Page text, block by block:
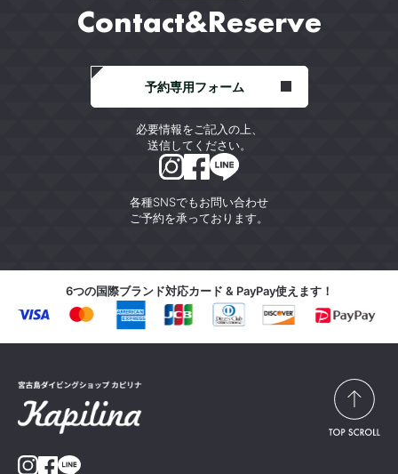
Contact&Reserve
各種SNSでもお問い合わせ
ご予約を承っております。
予約専用フォーム
必要情報をご記入の上、
送信してください。
6つの国際ブランド対応カード & PayPay使えます！